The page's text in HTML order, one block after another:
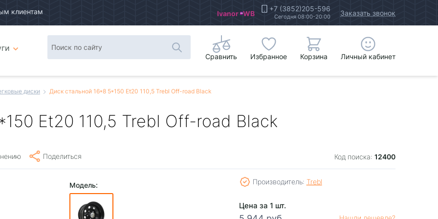
клиентам Ivanor WB +7 (3852)205-596
Сегодня 08:00-20:00 Заказать звонок
Сравнить Избранное Корзина Личный кабинет
диски Диск стальной 16*8 5*150 Et20 110,5 Trebl Off-road Black
Et20 110,5 Trebl Off-road Black
Поделиться Код поиска: 12400
Модель: Производитель: Trebl
Цена за 1 шт.